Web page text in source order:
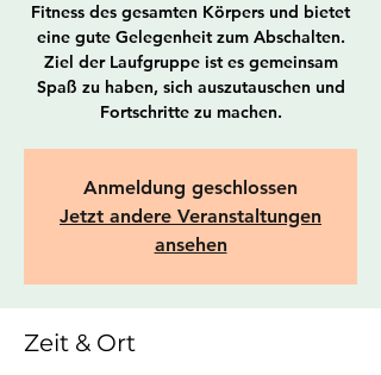
Fitness des gesamten Körpers und bietet
eine gute Gelegenheit zum Abschalten.
Ziel der Laufgruppe ist es gemeinsam
Spaß zu haben, sich auszutauschen und
Fortschritte zu machen.
Anmeldung geschlossen
Jetzt andere Veranstaltungen
ansehen
Zeit & Ort